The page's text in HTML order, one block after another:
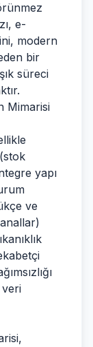
e-
modern
bir
süreci
Mimarisi
yapı
ve
veri